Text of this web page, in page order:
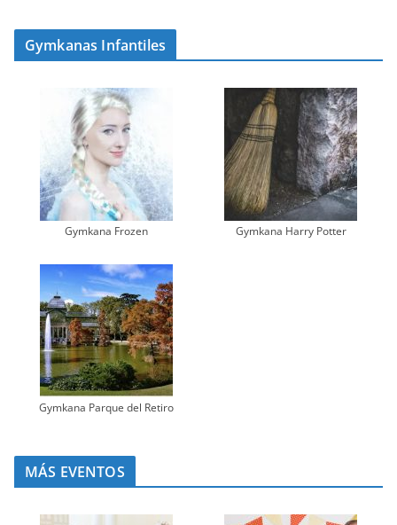
Gymkanas Infantiles
Gymkana Frozen Gymkana Harry Potter
Gymkana Parque del Retiro
MÁS EVENTOS